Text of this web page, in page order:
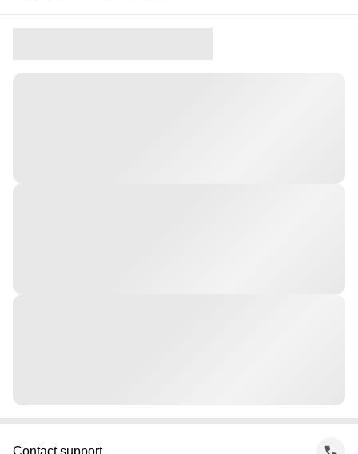
Contact support